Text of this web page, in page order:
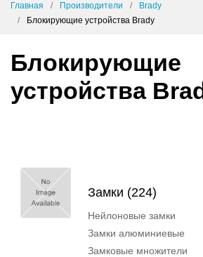
Главная Производители
Brady
Блокирующие устройства Brady
Блокирующие
устройства
Замки (224)
Нейлоновые замки
Замки алюминиевые
Замковые множители